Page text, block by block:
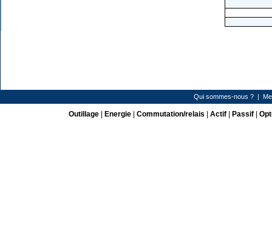
Qui sommes-nous ? |
Outillage| Energie| Commutation/relais Actif| Passif|